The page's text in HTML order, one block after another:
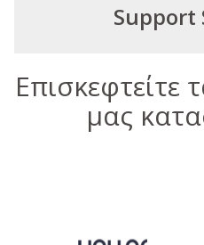
Support
Επισκεφτείτε
μας